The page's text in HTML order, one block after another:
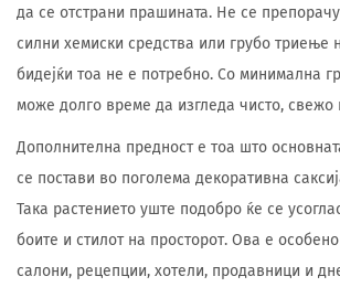
да се отстрани прашината. Не се
силни хемиски средства или грубо триење
бидејќи тоа не е потребно. Со минимална
може долго време да изгледа чисто, свежо
Дополнителна предност е тоа што
се постави во поголема декоративна
Така растението уште подобро ќе се
боите и стилот на просторот. Ова е
салони, рецепции, хотели, продавници и